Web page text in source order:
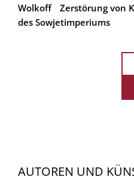
Wolkoff
Zerstörung von
des Sowjetimperiums
AUTOREN UND